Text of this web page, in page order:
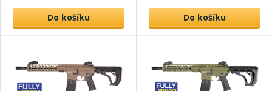
Do košíku Do košíku